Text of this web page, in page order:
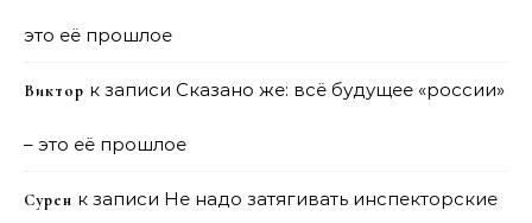
это её прошлое
Виктор к записи Сказано же: всё будущее «россии»
– это её прошлое
Сурен к записи Не надо затягивать инспекторские